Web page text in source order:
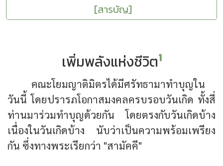
[สารบัญ]
เพิ่มพลังแห่งชีวิต1
คณะโยมญาติมิตรได้มีศรัทธามาทำบุญใน
วันนี้ โดยปรารภโอกาสมงคลครบรอบวันเกิด ทั้งสี่
ท่านมาร่วมทำบุญด้วยกัน โดยตรงกับวันเกิดบ้าง
เนื่องในวันเกิดบ้าง นับว่าเป็นความพร้อมเพรียง
กัน ซึ่งทางพระเรียกว่า "สามัคคี"